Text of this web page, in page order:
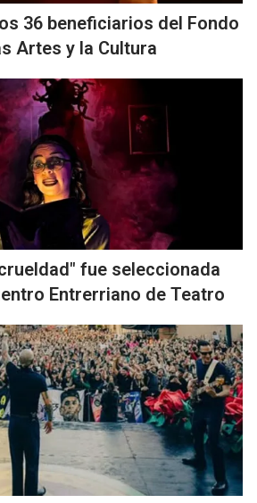
36 beneficiarios del Fondo
Artes y la Cultura
fue seleccionada
Entrerriano de Teatro